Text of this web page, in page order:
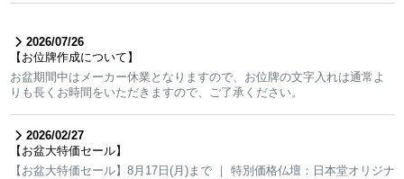
2026/07/26
【お位牌作成について】
お盆期間中はメーカー休業となりますので、お位牌の文字入れは通常よ
りも長くお時間をいただきますので、ご了承ください。
2026/02/27
【お盆大特価セール】
【お盆大特価セール】8月17日(月)まで ｜ 特別価格仏壇：日本堂オリジナ